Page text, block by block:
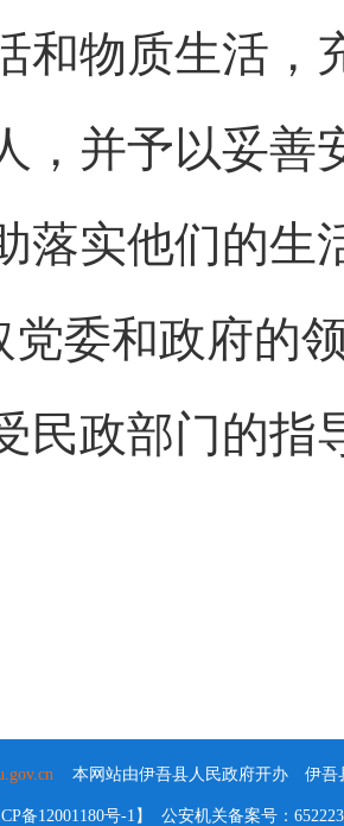
和物质生活，
，并予以妥善
落实他们的生
党委和政府的
民政部门的指
本网站由伊吾县人民政府开办 伊吾
备12001180号-1】 公安机关备案号：